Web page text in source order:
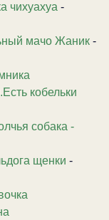
чихуахуа -
мачо Жаник -
кобельки
собака -
щенки -